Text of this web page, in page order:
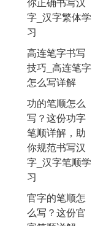
字_汉字繁体学
习
高连笔字书写
技巧_高连笔字
怎么写详解
功的笔顺怎么
写？这份功字
笔顺详解，助
你规范书写汉
字_汉字笔顺学
习
官字的笔顺怎
么写？这份官